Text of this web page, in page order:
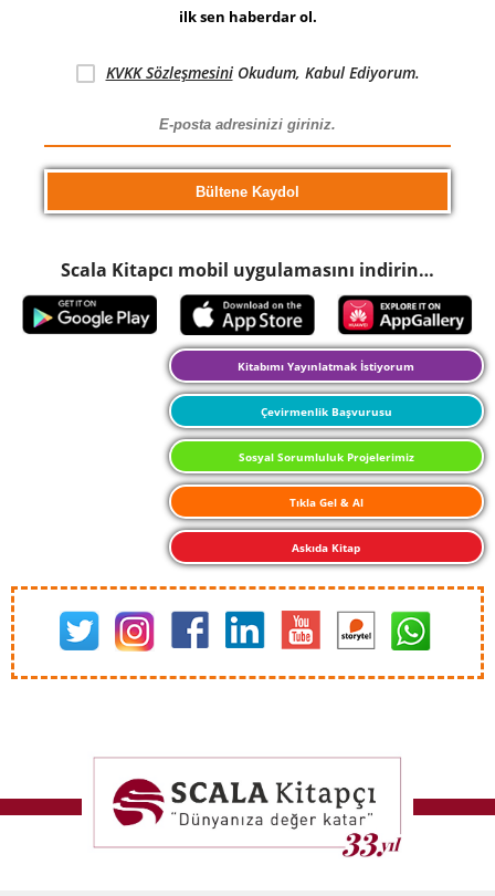
ilk sen haberdar ol.
KVKK SözleşmesiniOkudum, Kabul Ediyorum.
Scala Kitapcı mobil uygulamasını indirin…
Kitabımı Yayınlatmak İstiyorum
Çevirmenlik Başvurusu
Sosyal Sorumluluk Projelerimiz
Tıkla Gel & Al
Askıda Kitap